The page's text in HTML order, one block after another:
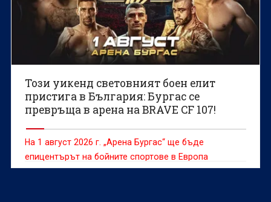
Този уикенд световният боен елит
пристига в България: Бургас се
превръща в арена на BRAVE CF 107!
На 1 август 2026 г. „Арена Бургас“ ще бъде
епицентърът на бойните спортове в Европа